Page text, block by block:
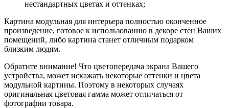
нестандартных цветах и оттенках;
Картина модульная для интерьера полностью оконченное
произведение, готовое к использованию в декоре стен Ваших
помещений, либо картина станет отличным подарком
близким людям.
Обратите внимание! Что цветопередача экрана Вашего
устройства, может искажать некоторые оттенки и цвета
модульной картины. Поэтому в некоторых случаях
оригинальная цветовая гамма может отличаться от
фотографии товара.